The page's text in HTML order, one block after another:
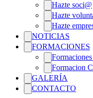
Hazte soci@
Hazte
Hazte
NOTICIAS
FORMACIONES
Formacion
GALERÍA
CONTACTO